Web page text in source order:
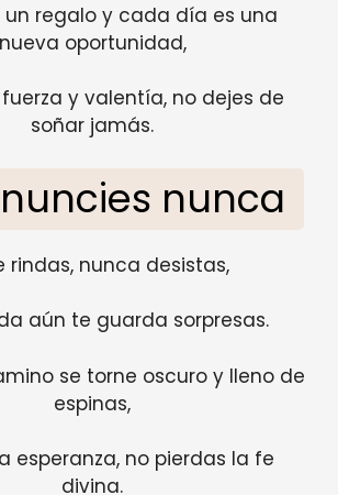
un regalo y cada día es una
nueva oportunidad,
y valentía, no dejes de
soñar jamás.
nunca
rindas, nunca desistas,
aún te guarda sorpresas.
se torne oscuro y lleno de
espinas,
esperanza, no pierdas la fe
divina.